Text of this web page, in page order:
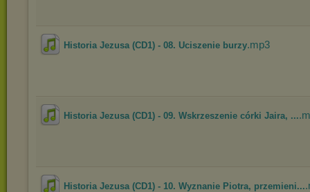
Historia Jezusa (CD1) - 08. Uciszenie burzy.mp3
Historia Jezusa (CD1) - 09. Wskrzeszenie córki Jaira, ...
Historia Jezusa (CD1) - 10. Wyznanie Piotra, przemieni...